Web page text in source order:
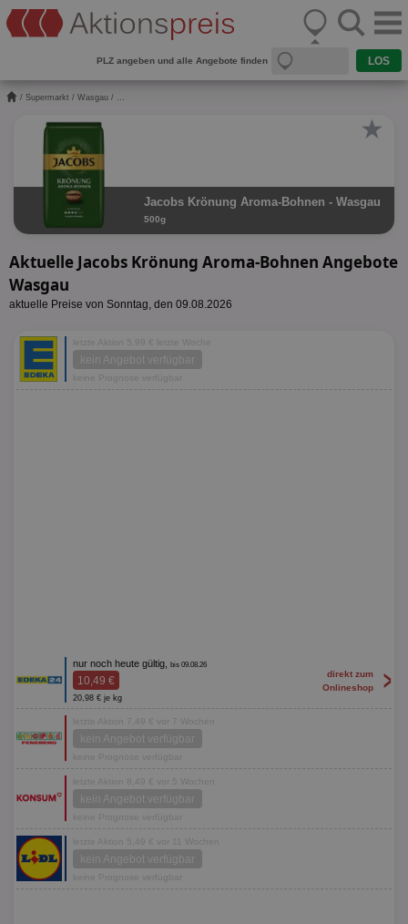
PLZ angeben und alle Angebote finden
/ Supermarkt / Wasgau / ...
★
Jacobs Krönung Aroma-Bohnen - Wasgau
500g
Aktuelle Jacobs Krönung Aroma-Bohnen Angebote
Wasgau
aktuelle Preise von Sonntag, den 09.08.2026
letzte Aktion 5,99 € letzte Woche
kein Angebot verfügbar
keine Prognose verfügbar
nur noch heute gültig, bis 09.08.26
10,49 €
20,98 € je kg
direkt zum
Onlineshop
>
letzte Aktion 7,49 € vor 7 Wochen
kein Angebot verfügbar
keine Prognose verfügbar
letzte Aktion 8,49 € vor 5 Wochen
kein Angebot verfügbar
keine Prognose verfügbar
letzte Aktion 5,49 € vor 11 Wochen
kein Angebot verfügbar
keine Prognose verfügbar